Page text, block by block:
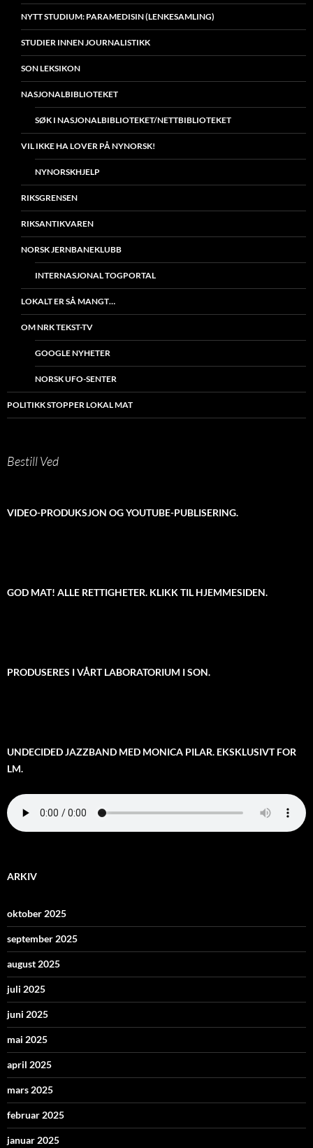
NYTT STUDIUM: PARAMEDISIN (LENKESAMLING)
STUDIER INNEN JOURNALISTIKK
SON LEKSIKON
NASJONALBIBLIOTEKET
SØK I NASJONALBIBLIOTEKET/NETTBIBLIOTEKET
VIL IKKE HA LOVER PÅ NYNORSK!
NYNORSKHJELP
RIKSGRENSEN
RIKSANTIKVAREN
NORSK JERNBANEKLUBB
INTERNASJONAL TOGPORTAL
LOKALT ER SÅ MANGT…
OM NRK TEKST-TV
GOOGLE NYHETER
NORSK UFO-SENTER
POLITIKK STOPPER LOKAL MAT
Bestill Ved
VIDEO-PRODUKSJON OG YOUTUBE-PUBLISERING.
GOD MAT! ALLE RETTIGHETER. KLIKK TIL HJEMMESIDEN.
PRODUSERES I VÅRT LABORATORIUM I SON.
UNDECIDED JAZZBAND MED MONICA PILAR. EKSKLUSIVT FOR
LM.
ARKIV
oktober 2025
september 2025
august 2025
juli 2025
juni 2025
mai 2025
april 2025
mars 2025
februar 2025
januar 2025